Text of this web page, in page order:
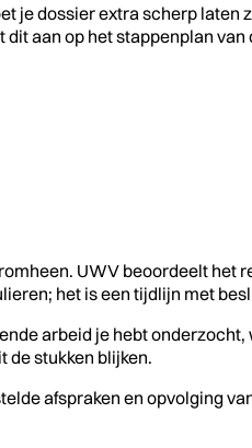
je dossier extra scherp laten
aan op het stappenplan van
UWV beoordeelt het
het is een tijdlijn met
arbeid je hebt onderzocht,
de stukken blijken.
afspraken en opvolging